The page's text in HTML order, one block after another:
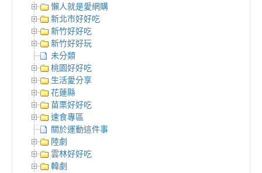
懶人就是愛網購
新北市好好吃
新竹好好吃
新竹好好玩
未分類
桃園好好吃
生活愛分享
花蓮縣
苗栗好好吃
速食專區
關於運動這件事
陸劇
雲林好好吃
韓劇